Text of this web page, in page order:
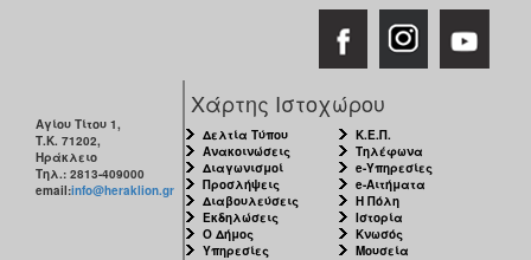
Αγίου Τίτου 1,
Τ.Κ. 71202,
Ηράκλειο
Τηλ.: 2813-409000
email:info@heraklion.gr
Χάρτης Ιστοχώρου
Δελτία Τύπου
Ανακοινώσεις
Διαγωνισμοί
Προσλήψεις
Διαβουλεύσεις
Εκδηλώσεις
Ο Δήμος
Υπηρεσίες
Κ.Ε.Π.
Τηλέφωνα
e-Υπηρεσίες
e-Αιτήματα
Η Πόλη
Ιστορία
Κνωσός
Μουσεία